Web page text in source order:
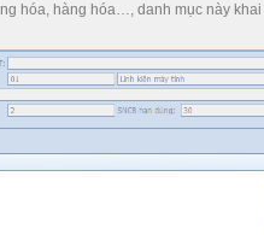
hóa, hàng hóa…, danh mục này khai